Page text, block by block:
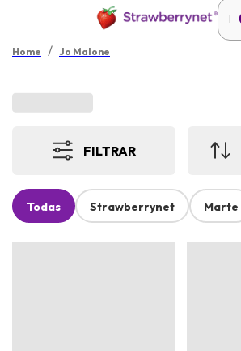
Home / Jo Malone
FILTRAR
Todas Strawberrynet Marte